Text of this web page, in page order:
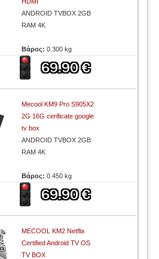
ANDROID TVBOX 2GB
RAM 4K
Βάρος:0.300 kg
Mecool KM9 Pro S905X2
2G 16G cerificate google
tv box
ANDROID TVBOX 2GB
RAM 4K
Βάρος:0.450 kg
MECOOL KM2 Netflix
Certified Android TV OS
TV BOX